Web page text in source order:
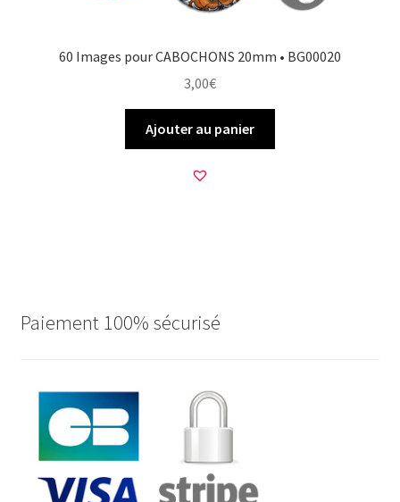
60 Images pour CABOCHONS 20mm • BG00020
3,00€
Ajouter au panier
Paiement 100% sécurisé